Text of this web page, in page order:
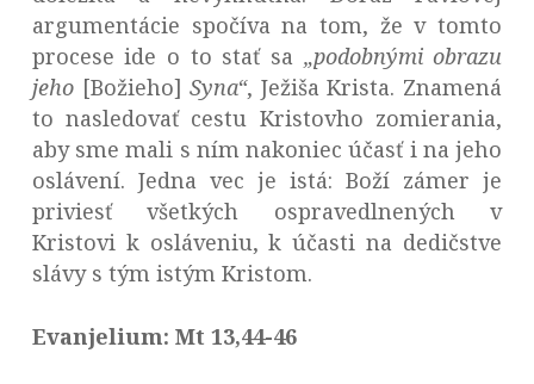
argumentácie spočíva na tom, že v tomto
procese ide o to stať sa „podobnými obrazu
jeho [Božieho]Syna“, Ježiša Krista. Znamená
to nasledovať cestu Kristovho zomierania,
aby sme mali s ním nakoniec účasť i na jeho
oslávení. Jedna vec je istá: Boží zámer je
priviesť všetkých ospravedlnených v
Kristovi k osláveniu, k účasti na dedičstve
slávy s tým istým Kristom.
Evanjelium: Mt 13,44-46